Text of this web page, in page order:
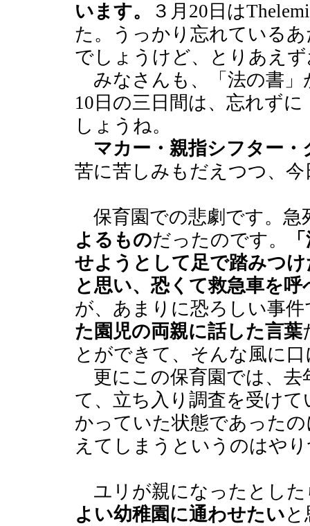
います。
３月20日は
た。うっかり忘れている
でしょうけど、とりあえ
みなさんも、「法の書」
10日の三日間は、忘れず
しょうね。
マカー・親指シフター
苦に苦しみもだえつつ、
保育園での悲劇です。急
よるものだったのです。
せようとして足で踏みつ
と思い、恐くて救急車を
が、あまりに恐ろしい事
た園児の両親に話した言葉
とができて、そんな風に
更にこの保育園では、去
て、立ち入り調査を受け
かっていた状態であった
えてしまうというのはや
ユリが親になったとした
よい幼稚園に通わせたい